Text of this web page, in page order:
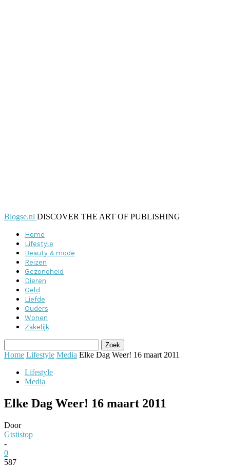
Blogse.nl DISCOVER THE ART OF PUBLISHING
Home
Lifestyle
Beauty & mode
Reizen
Gezondheid
Dieren
Geld
Liefde
Ouders
Wonen
Zakelijk
Home Lifestyle Media Elke Dag Weer! 16 maart 2011
Lifestyle
Media
Elke Dag Weer! 16 maart 2011
Door
Gtstistop
-
0
587